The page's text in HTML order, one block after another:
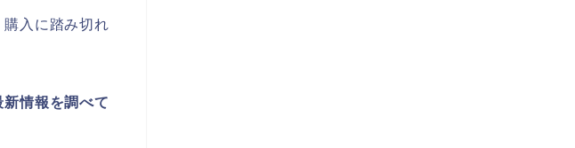
購入に踏み切れ
情報を調べて